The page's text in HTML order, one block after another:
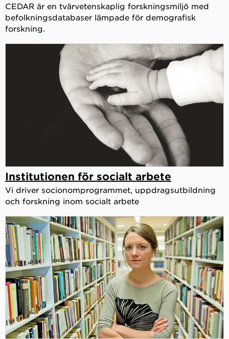
CEDAR är en tvärvetenskaplig forskningsmiljö med
befolkningsdatabaser lämpade för demografisk
forskning.
Institutionen för socialt arbete
Vi driver socionomprogrammet, uppdragsutbildning
och forskning inom socialt arbete